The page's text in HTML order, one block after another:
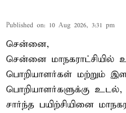
Published on: 10 Aug 2026, 3:31 pm
சென்னை,
சென்னை
பொறியாளர்கள் மற்றும்
பொறியாளர்களுக்கு
சார்ந்த பயிற்சியினை